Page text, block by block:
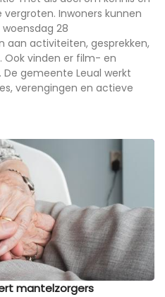
Inwoners kunnen
28
aan activiteiten, gesprekken,
Ook vinden er film- en
gemeente Leual werkt
verengingen en actieve
mantelzorgers